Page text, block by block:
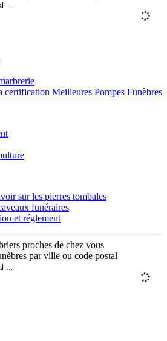
certification Meilleures Pompes Funèbres
sur les pierres tombales
funéraires
et réglement
proches de chez vous
par ville ou code postal